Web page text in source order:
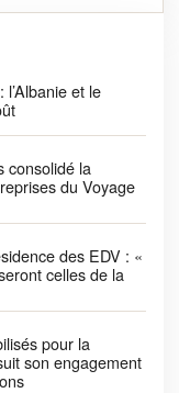
et le
consolidé la
du Voyage
des EDV : «
celles de la
pour la
son engagement